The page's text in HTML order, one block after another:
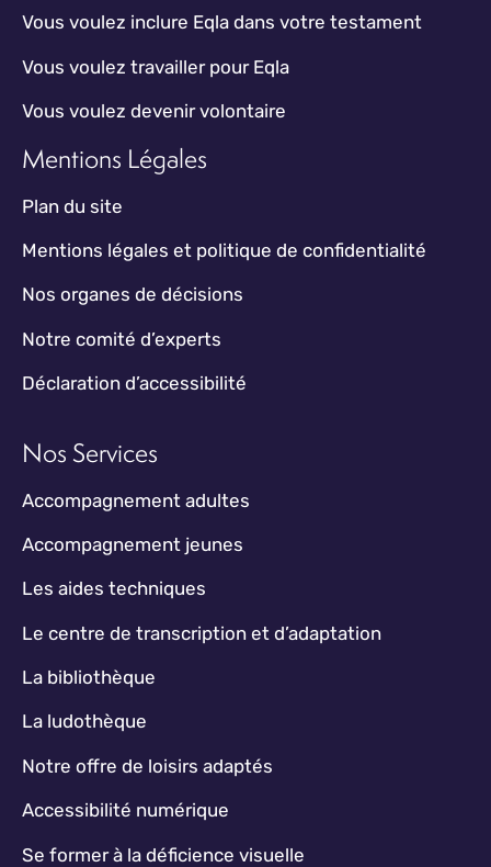
Vous voulez inclure Eqla dans votre testament
Vous voulez travailler pour Eqla
Vous voulez devenir volontaire
Mentions Légales
Plan du site
Mentions légales et politique de confidentialité
Nos organes de décisions
Notre comité d’experts
Déclaration d’accessibilité
Nos Services
Accompagnement adultes
Accompagnement jeunes
Les aides techniques
Le centre de transcription et d’adaptation
La bibliothèque
La ludothèque
Notre offre de loisirs adaptés
Accessibilité numérique
Se former à la déficience visuelle